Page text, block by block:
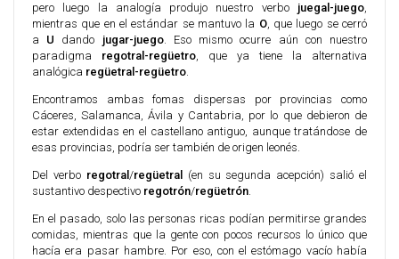
pero luego la analogía produjo nuestro verbo juegal-juego,
mientras que en el estándar se mantuvo la O, que luego se cerró
a U dando jugar-juego. Eso mismo ocurre aún con nuestro
paradigma regotral-regüetro, que ya tiene la alternativa
analógica regüetral-regüetro.
Encontramos ambas fomas dispersas por provincias como
Cáceres, Salamanca, Ávila y Cantabria, por lo que debieron de
estar extendidas en el castellano antiguo, aunque tratándose de
esas provincias, podría ser también de origen leonés.
Del verbo regotral /regüetral (en su segunda acepción) salió el
sustantivo despectivo regotrón/regüetrón.
En el pasado, solo las personas ricas podían permitirse grandes
comidas, mientras que la gente con pocos recursos lo único que
hacía era pasar hambre. Por eso, con el estómago vacío había